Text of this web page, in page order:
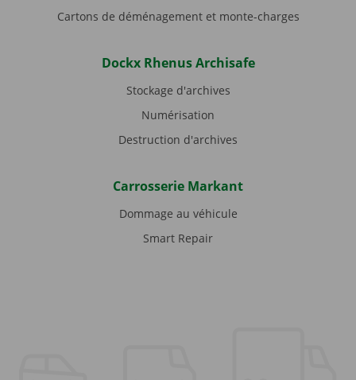
Cartons de déménagement et monte-charges
Dockx Rhenus Archisafe
Stockage d'archives
Numérisation
Destruction d'archives
Carrosserie Markant
Dommage au véhicule
Smart Repair